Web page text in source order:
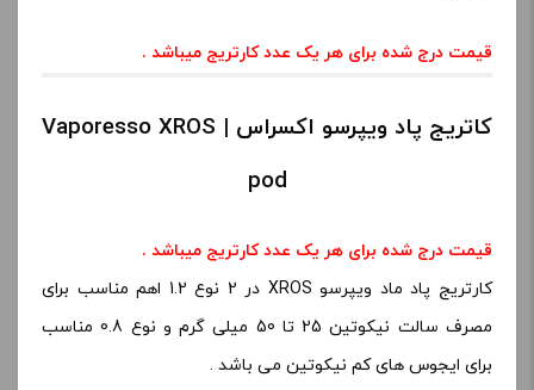
قیمت درج شده برای هر یک عدد کارتریج میباشد .
کاتریج پاد ویپرسو اکسراس | Vaporesso XROS
pod
قیمت درج شده برای هر یک عدد کارتریج میباشد .
کارتریج پاد ماد ویپرسو XROS در 2 نوع 1.2 اهم مناسب برای
مصرف سالت نیکوتین 25 تا 50 میلی گرم و نوع 0.8 مناسب
برای ایجوس های کم نیکوتین می باشد .